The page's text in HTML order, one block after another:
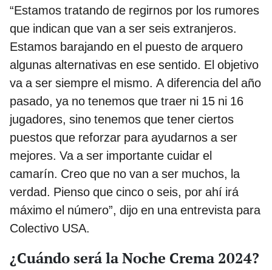
“Estamos tratando de regirnos por los rumores
que indican que van a ser seis extranjeros.
Estamos barajando en el puesto de arquero
algunas alternativas en ese sentido. El objetivo
va a ser siempre el mismo. A diferencia del año
pasado, ya no tenemos que traer ni 15 ni 16
jugadores, sino tenemos que tener ciertos
puestos que reforzar para ayudarnos a ser
mejores. Va a ser importante cuidar el
camarín. Creo que no van a ser muchos, la
verdad. Pienso que cinco o seis, por ahí irá
máximo el número”, dijo en una entrevista para
Colectivo USA.
¿Cuándo será la Noche Crema 2024?